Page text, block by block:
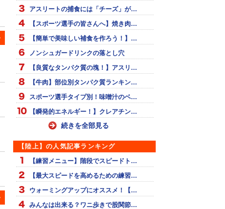
アスリートの捕食には「チーズ」が…
【スポーツ選手の皆さんへ】焼き肉…
【簡単で美味しい補食を作ろう！】…
ノンシュガードリンクの落とし穴
【良質なタンパク質の塊！】アスリ…
【牛肉】部位別タンパク質ランキン…
スポーツ選手タイプ別！味噌汁のベ…
【瞬発的エネルギー！】クレアチン…
続きを全部見る
【陸上】の人気記事ランキング
【練習メニュー】階段でスピードト…
【最大スピードを高めるための練習…
ウォーミングアップにオススメ！【…
みんなは出来る？ワニ歩きで股関節…